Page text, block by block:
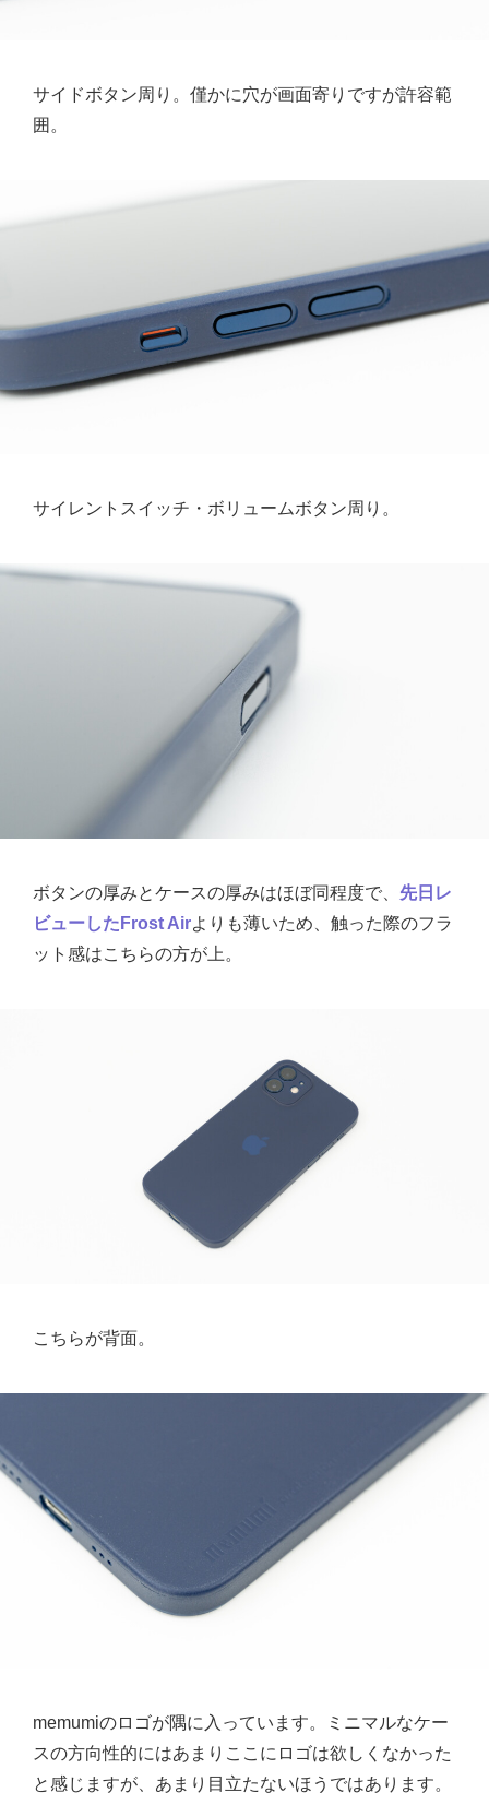
サイドボタン周り。僅かに穴が画面寄りですが許容範
囲。
サイレントスイッチ・ボリュームボタン周り。
ボタンの厚みとケースの厚みはほぼ同程度で、 先日レ
ビューしたFrost Airよりも薄いため、触った際のフラ
ット感はこちらの方が上。
こちらが背面。
memumiのロゴが隅に入っています。ミニマルなケー
スの方向性的にはあまりここにロゴは欲しくなかった
と感じますが、あまり目立たないほうではあります。